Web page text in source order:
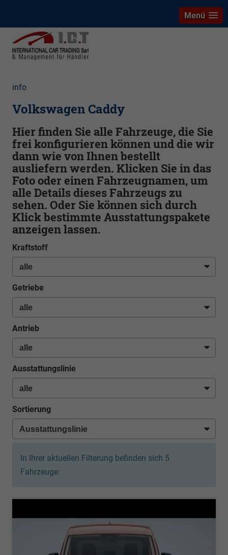
Menü
info
Volkswagen Caddy
Hier finden Sie alle Fahrzeuge, die Sie
frei konfigurieren können und die wir
dann wie von Ihnen bestellt
ausliefern werden. Klicken Sie in das
Foto oder einen Fahrzeugnamen, um
alle Details dieses Fahrzeugs zu
sehen. Oder Sie können sich durch
Klick bestimmte Ausstattungspakete
anzeigen lassen.
Kraftstoff
Getriebe
Antrieb
Ausstattungslinie
Sortierung
In Ihrer aktuellen Filterung befinden sich 5
Fahrzeuge: